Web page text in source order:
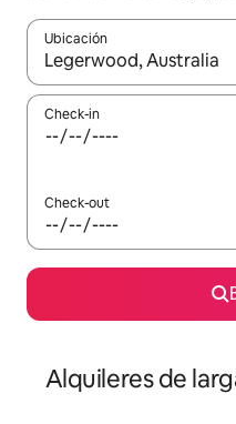
Ubicación
Cuando los resultados
Check-in
Check-out
Alquileres de